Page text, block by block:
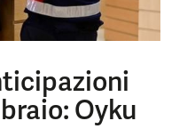
Oyku